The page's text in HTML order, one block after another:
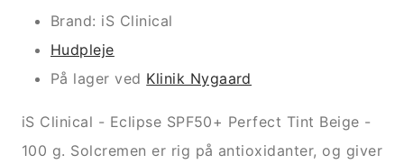
Brand: iS Clinical
Hudpleje
På lager ved Klinik Nygaard
iS Clinical - Eclipse SPF50+ Perfect Tint Beige -
100 g. Solcremen er rig på antioxidanter, og giver